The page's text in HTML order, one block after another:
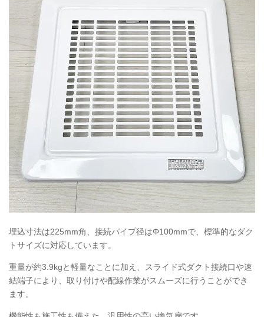
埋込寸法は225mm角、接続パイプ径はΦ100mmで、標準的なダク
トサイズに対応しています。
重量が約3.9kgと軽量なことに加え、スライド式ダクト接続口や速
結端子により、取り付けや配線作業がスムーズに行うことができ
ます。